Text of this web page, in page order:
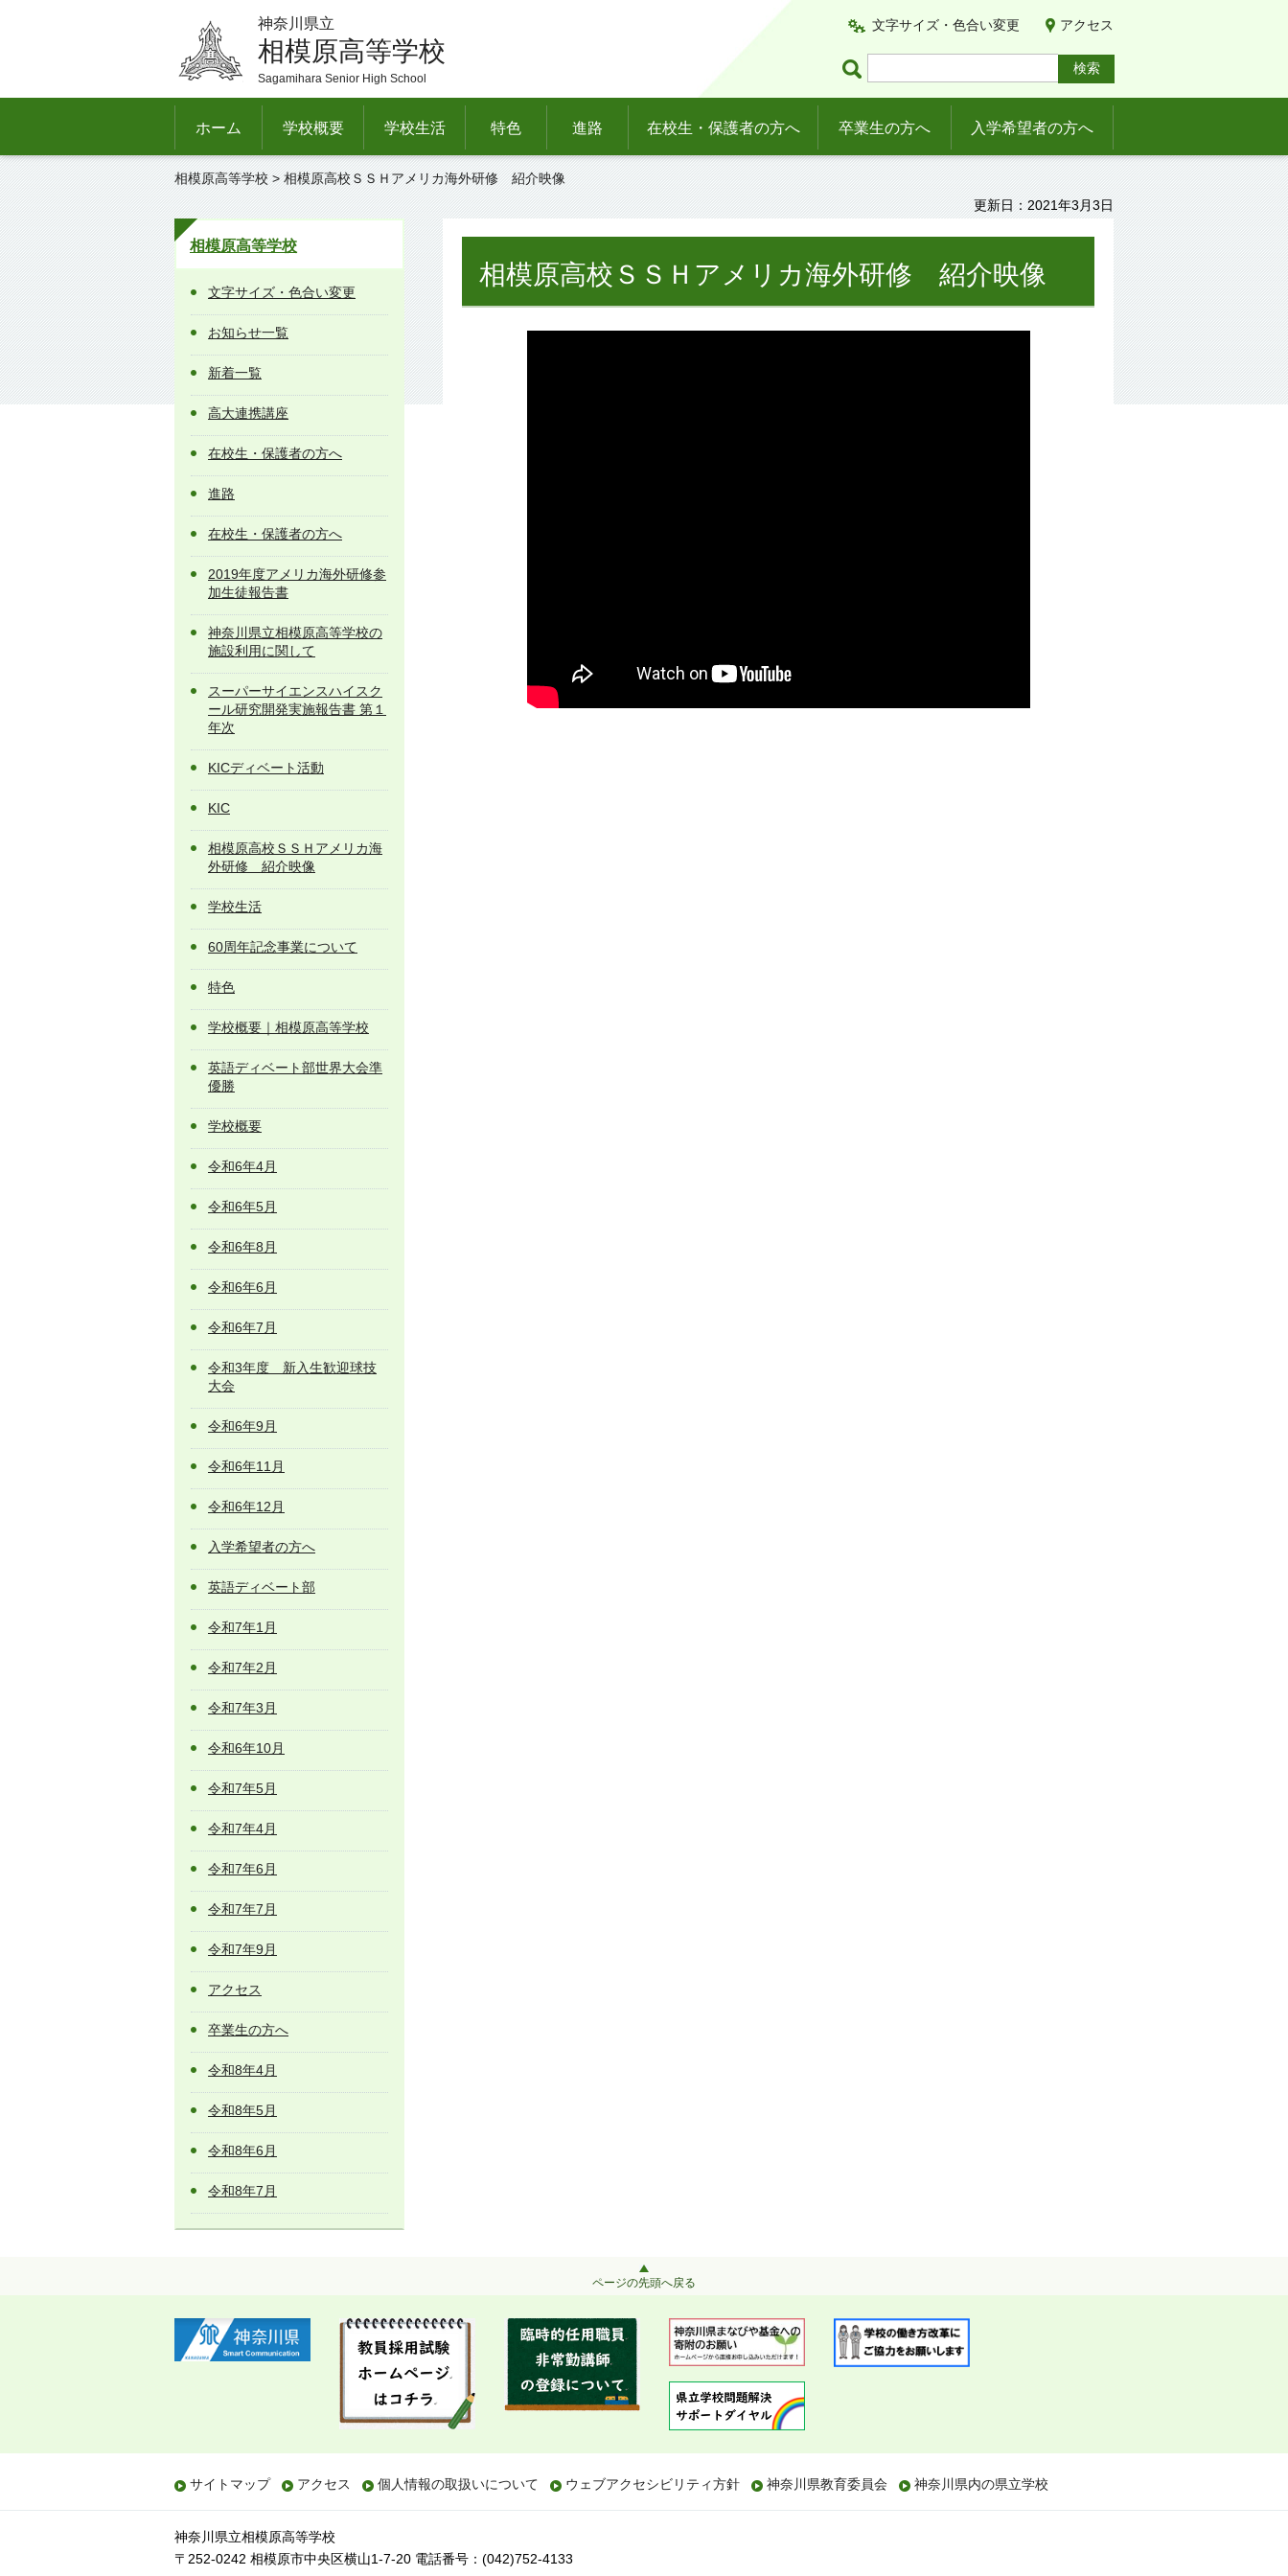
神奈川県立
相模原高等学校
Sagamihara Senior High School
文字サイズ・色合い変更 アクセス
ホーム 学校概要 学校生活 特色 進路 在校生・保護者の方へ 卒業生の方へ 入学希望者の方へ
相模原高等学校 > 相模原高校ＳＳＨアメリカ海外研修 紹介映像
更新日：2021年3月3日
相模原高等学校
文字サイズ・色合い変更
お知らせ一覧
新着一覧
高大連携講座
在校生・保護者の方へ
進路
在校生・保護者の方へ
2019年度アメリカ海外研修参
加生徒報告書
神奈川県立相模原高等学校の
施設利用に関して
スーパーサイエンスハイスク
ール研究開発実施報告書 第１
年次
KICディベート活動
KIC
相模原高校ＳＳＨアメリカ海
外研修 紹介映像
学校生活
60周年記念事業について
特色
学校概要｜相模原高等学校
英語ディベート部世界大会準
優勝
学校概要
令和6年4月
令和6年5月
令和6年8月
令和6年6月
令和6年7月
令和3年度 新入生歓迎球技
大会
令和6年9月
令和6年11月
令和6年12月
入学希望者の方へ
英語ディベート部
令和7年1月
令和7年2月
令和7年3月
令和6年10月
令和7年5月
令和7年4月
令和7年6月
令和7年7月
令和7年9月
アクセス
卒業生の方へ
令和8年4月
令和8年5月
令和8年6月
令和8年7月
相模原高校ＳＳＨアメリカ海外研修 紹介映像
ページの先頭へ戻る
サイトマップ アクセス 個人情報の取扱いについて ウェブアクセシビリティ方針 神奈川県教育委員会 神奈川県内の県立学校
神奈川県立相模原高等学校
〒252-0242 相模原市中央区横山1-7-20 電話番号：(042)752-4133